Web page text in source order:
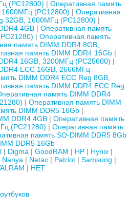
(PC12800)
Оперативная память
1600МГц (PC12800)
Оперативная
32GB, 1600МГц (PC12800)
4GB
Оперативная память
Оперативная память
память DIMM DDR4 8GB,
память DIMM DDR4 16Gb
16GB, 3200МГц (PC25600)
ECC 16GB, 2666МГц
DIMM DDR4 ECC Reg 8GB,
память DIMM DDR4 ECC Reg
память DIMM DDR4
Оперативная память DIMM
DIMM DDR5 16Gb
DDR4 4GB
Оперативная память
(PC21280)
Оперативная память
память SO-DIMM DDR5 8Gb
DDR5 16Gb
Digma GoodRAM HP
Hynix
Nanya Netac Patriot
Samsung
НЕТ